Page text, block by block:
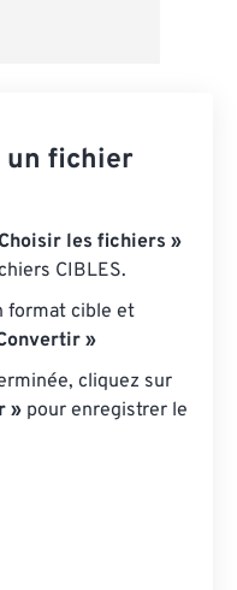
un fichier
les fichiers »
CIBLES.
format cible et
»
cliquez sur
» pour enregistrer le